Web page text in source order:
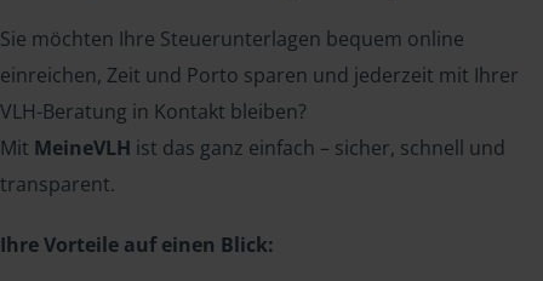
Sie möchten Ihre Steuerunterlagen bequem online
einreichen, Zeit und Porto sparen und jederzeit mit Ihrer
VLH-Beratung in Kontakt bleiben?
Mit MeineVLH ist das ganz einfach – sicher, schnell und
transparent.
Ihre Vorteile auf einen Blick: